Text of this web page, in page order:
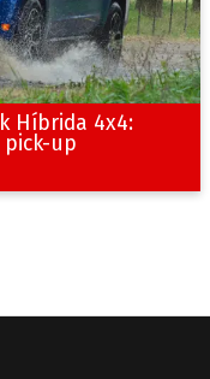
Híbrida 4x4:
up